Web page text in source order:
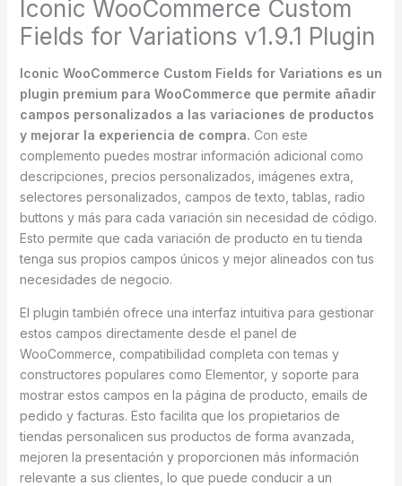
Iconic WooCommerce Custom
Fields for Variations v1.9.1 Plugin
Iconic WooCommerce Custom Fields for Variations es un
plugin premium para WooCommerce que permite añadir
campos personalizados a las variaciones de productos
y mejorar la experiencia de compra. Con este
complemento puedes mostrar información adicional como
descripciones, precios personalizados, imágenes extra,
selectores personalizados, campos de texto, tablas, radio
buttons y más para cada variación sin necesidad de código.
Esto permite que cada variación de producto en tu tienda
tenga sus propios campos únicos y mejor alineados con tus
necesidades de negocio.
El plugin también ofrece una interfaz intuitiva para gestionar
estos campos directamente desde el panel de
WooCommerce, compatibilidad completa con temas y
constructores populares como Elementor, y soporte para
mostrar estos campos en la página de producto, emails de
pedido y facturas. Esto facilita que los propietarios de
tiendas personalicen sus productos de forma avanzada,
mejoren la presentación y proporcionen más información
relevante a sus clientes, lo que puede conducir a un